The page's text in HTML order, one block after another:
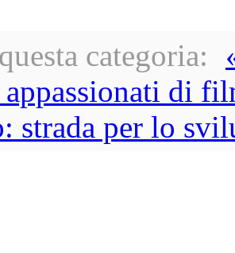
categoria:
di
strada per lo